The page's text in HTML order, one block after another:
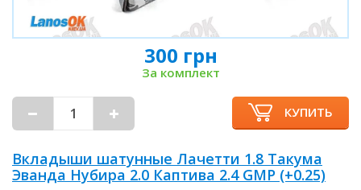
300 грн
За комплект
КУПИТЬ
Вкладыши шатунные Лачетти 1.8 Такума
Эванда Нубира 2.0 Каптива 2.4 GMP (+0.25)